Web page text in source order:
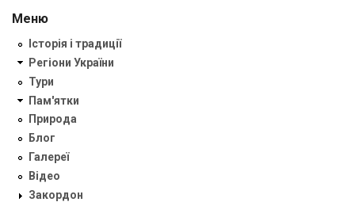
Меню
Історія і традиції
Регіони України
Тури
Пам'ятки
Природа
Блог
Галереї
Відео
Закордон